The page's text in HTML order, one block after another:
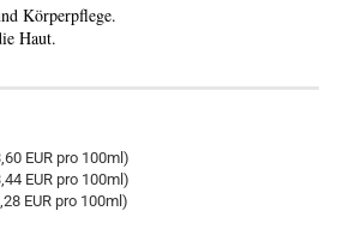
Körperpflege.
Haut.
EUR pro 100ml)
EUR pro 100ml)
EUR pro 100ml)